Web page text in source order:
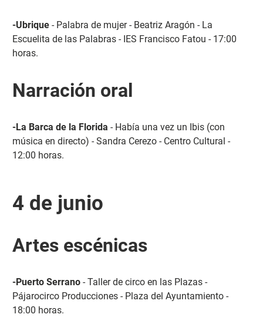
-Ubrique- Palabra de mujer - Beatriz Aragón - La
Escuelita de las Palabras - IES Francisco Fatou - 17:00
horas.
Narración oral
-La Barca de la Florida - Había una vez un Ibis (con
música en directo) - Sandra Cerezo - Centro Cultural -
12:00 horas.
4 de junio
Artes escénicas
-Puerto Serrano- Taller de circo en las Plazas -
Pájarocirco Producciones - Plaza del Ayuntamiento -
18:00 horas.